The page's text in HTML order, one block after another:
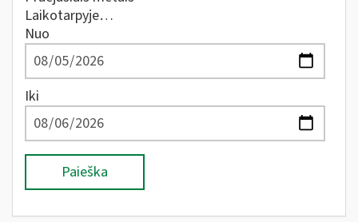
Laikotarpyje…
Nuo
Iki
Paieška